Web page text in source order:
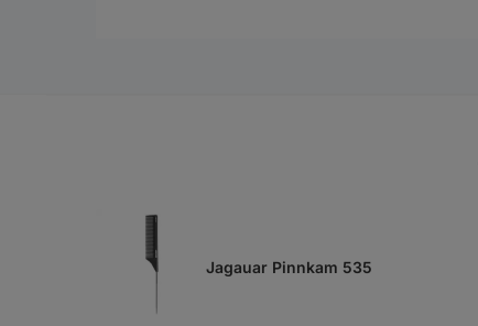
Jagauar Pinnkam 535